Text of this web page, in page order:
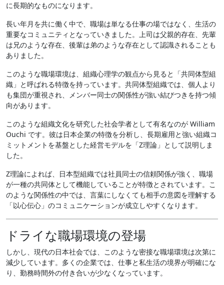
に長期的なものになります。
長い年月を共に働く中で、職場は単なる仕事の場ではなく、生活の
重要なコミュニティとなっていきました。上司は父親的存在、先輩
は兄のような存在、後輩は弟のような存在として認識されることも
ありました。
このような職場環境は、組織心理学の観点から見ると「共同体型組
織」と呼ばれる特徴を持っています。共同体型組織では、個人より
も集団が重視され、メンバー同士の関係性が強い結びつきを持つ傾
向があります。
このような組織文化を研究した社会学者として有名なのが William
Ouchi です。彼は日本企業の特徴を分析し、長期雇用と強い組織コ
ミットメントを基盤とした経営モデルを「Z理論」として説明しま
した。
Z理論によれば、日本型組織では社員同士の信頼関係が強く、職場
が一種の共同体として機能していることが特徴とされています。こ
のような関係性の中では、言葉にしなくても相手の意図を理解する
「以心伝心」のコミュニケーションが成立しやすくなります。
ドライな職場環境の登場
しかし、現代の日本社会では、このような密接な職場環境は次第に
減少しています。多くの企業では、仕事と私生活の境界が明確にな
り、勤務時間外の付き合いが少なくなっています。